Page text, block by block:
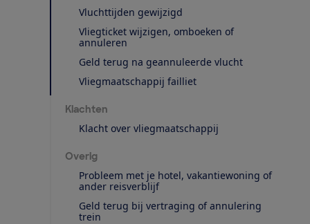
Vluchttijden gewijzigd
Vliegticket wijzigen, omboeken of
annuleren
Geld terug na geannuleerde vlucht
Vliegmaatschappij failliet
Klachten
Klacht over vliegmaatschappij
Overig
Probleem met je hotel, vakantiewoning of
ander reisverblijf
Geld terug bij vertraging of annulering
trein